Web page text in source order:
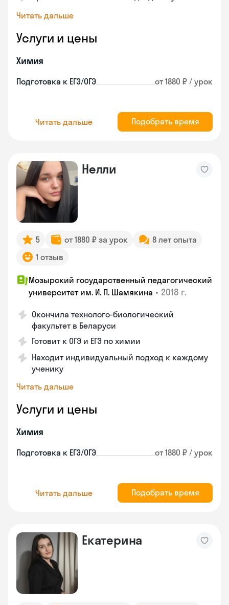
Читать дальше
Услуги и цены
Химия
Подготовка к ЕГЭ/ОГЭ от 1880 ₽ / урок
Читать дальше Подобрать время
Нелли
5 от 1880 ₽ за урок
8 лет опыта
1 отзыв
Мозырский государственный педагогический
университет им. И. П. Шамякина • 2018 г.
Окончила технолого-биологический
факультет в Беларуси
Готовит к ОГЭ и ЕГЭ по химии
Находит индивидуальный подход к каждому
ученику
Читать дальше
Услуги и цены
Химия
Подготовка к ЕГЭ/ОГЭ от 1880 ₽ / урок
Читать дальше Подобрать время
Екатерина